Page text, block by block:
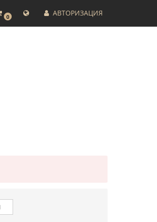
0 АВТОРИЗАЦИЯ